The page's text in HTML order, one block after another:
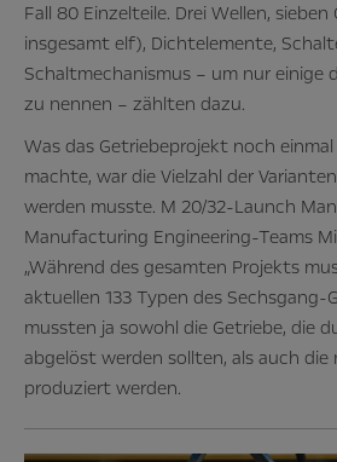
Fall 80 Einzelteile. Drei Wellen,
insgesamt elf), Dichtelemente,
Schaltmechanismus – um nur einige
zu nennen – zählten dazu.
Was das Getriebeprojekt noch
machte, war die Vielzahl der
werden musste. M 20/32-Launch
Manufacturing Engineering-Teams
„Während des gesamten Projekts
aktuellen 133 Typen des Sechsgang-
mussten ja sowohl die Getriebe, die
abgelöst werden sollten, als auch die
produziert werden.